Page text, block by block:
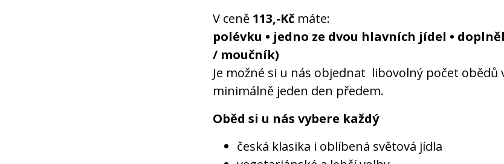
V ceně 113,-Kč máte:
polévku • jedno ze dvou hlavních jídel •
/ moučník)
Je možné si u nás objednat libovolný počet obědů
minimálně jeden den předem.
Oběd si u nás vybere každý
česká klasika i oblíbená světová jídla